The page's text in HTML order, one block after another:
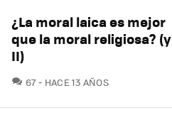
¿La moral laica es mejor
que la moral religiosa? (y
II)
67COMENTARIOS
HACE 13 AÑOS